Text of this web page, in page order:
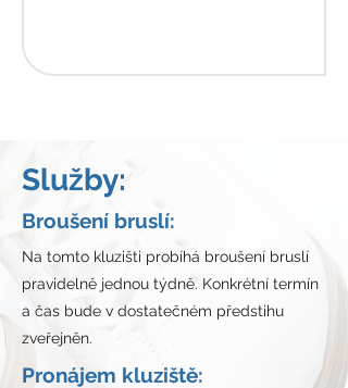
Služby:
Broušení bruslí:
Na tomto kluzišti probíhá broušení bruslí
pravidelně jednou týdně. Konkrétní termín
a čas bude v dostatečném předstihu
zveřejněn.
Pronájem kluziště: